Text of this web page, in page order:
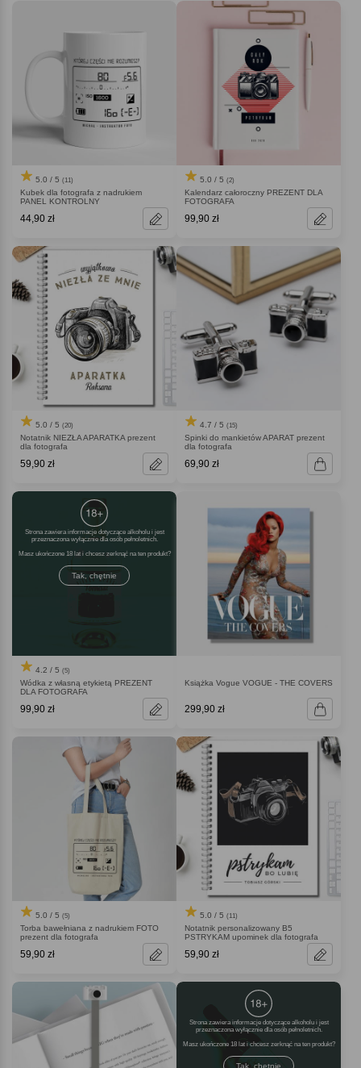
5.0 / 5 (11)
Kubek dla fotografa z nadrukiem
PANEL KONTROLNY
44,90 zł
5.0 / 5 (2)
Kalendarz całoroczny PREZENT DLA
FOTOGRAFA
99,90 zł
5.0 / 5 (20)
Notatnik NIEZŁA APARATKA prezent
dla fotografa
59,90 zł
4.7 / 5 (15)
Spinki do mankietów APARAT prezent
dla fotografa
69,90 zł
Strona zawiera informacje dotyczące alkoholu i jest
przeznaczona wyłącznie dla osób pełnoletnich.
Masz ukończone 18 lat i chcesz zerknąć na ten produkt
Tak, chętnie
4.2 / 5 (5)
Wódka z własną etykietą PREZENT
DLA FOTOGRAFA
99,90 zł
Książka Vogue VOGUE - THE COVERS
299,90 zł
5.0 / 5 (5)
Torba bawełniana z nadrukiem FOTO
prezent dla fotografa
59,90 zł
5.0 / 5 (11)
Notatnik personalizowany B5
PSTRYKAM upominek dla fotografa
59,90 zł
Strona zawiera informacje dotyczące alkoholu i jest
przeznaczona wyłącznie dla osób pełnoletnich.
Masz ukończone 18 lat i chcesz zerknąć na ten produkt
Tak, chętnie